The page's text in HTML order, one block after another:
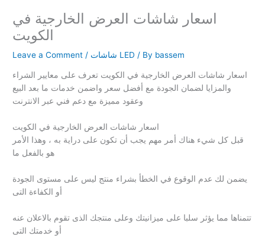
اسعار شاشات العرض الخارجية في
الكويت
Leave a Comment / شاشات LED / By bassem
اسعار شاشات العرض الخارجية في الكويت تعرف على معايير الشراء
والمزايا لضمان الجودة مع أفضل سعر واضمن خدمات ما بعد البيع
وعقود مميزة مع دعم فني عبر الانترنت
اسعار شاشات العرض الخارجية في الكويت
قبل كل شيء هناك أمر مهم يجب أن تكون على دراية به ، وهذا الأمر
هو بالفعل ما
يضمن لك عدم الوقوع في الخطأ بشراء منتج ليس على مستوى الجودة
أو الكفاءة التى
تتمناها مما يؤثر سلبا على ميزانيتك وعلى منتجك الذى تقوم بالاعلان عنه
أو خدمتك التى